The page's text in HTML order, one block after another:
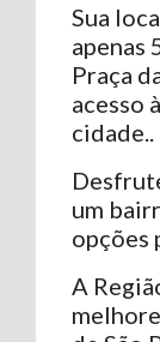
Sua
apenas
Praça
acesso
cidade..
um
opções
A